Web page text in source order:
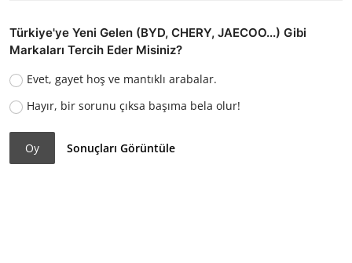
Türkiye'ye Yeni Gelen (BYD, CHERY, JAECOO...) Gibi
Markaları Tercih Eder Misiniz?
Evet, gayet hoş ve mantıklı arabalar.
Hayır, bir sorunu çıksa başıma bela olur!
Oy Sonuçları Görüntüle